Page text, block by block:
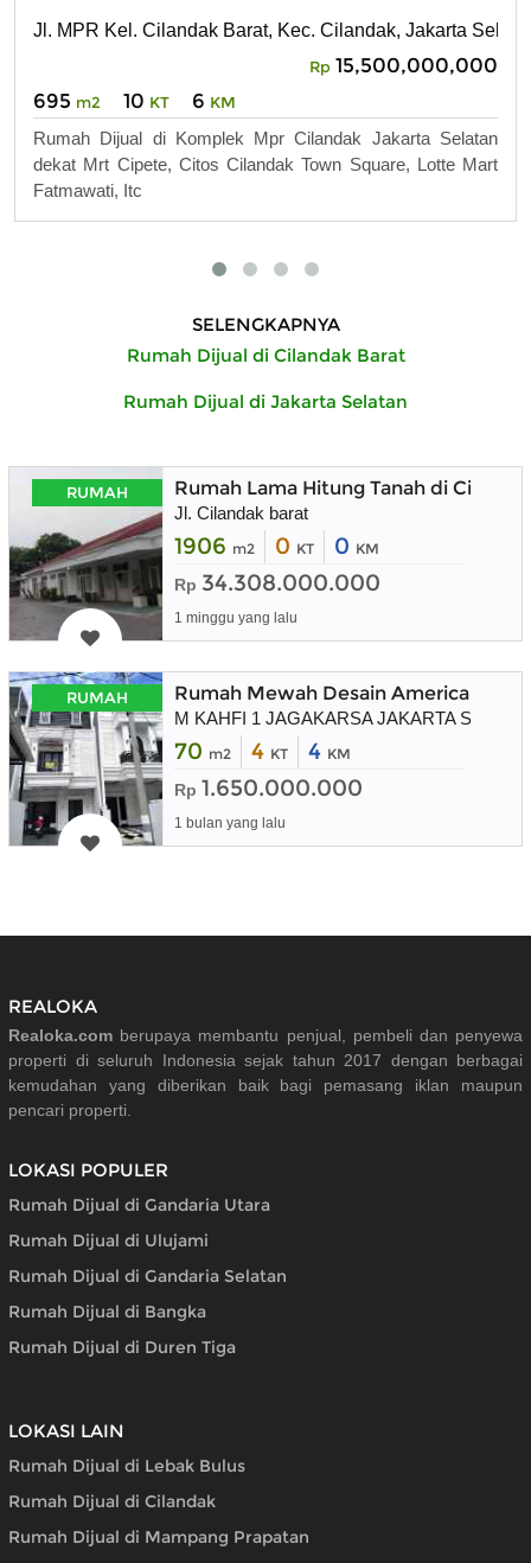
Jl. MPR Kel. Cilandak Barat, Kec. Cilandak, Jakarta
Rp 15,500,000,000
695 m2 10 KT 6 KM
Rumah Dijual di Komplek Mpr Cilandak Jakarta Selatan
dekat Mrt Cipete, Citos Cilandak Town Square, Lotte Mart
Fatmawati, Itc
SELENGKAPNYA
Rumah Dijual di Cilandak Barat
Rumah Dijual di Jakarta Selatan
RUMAH Rumah Lama Hitung Tanah di
Jl. Cilandak barat
1906 m2 0 KT 0 KM
Rp 34.308.000.000
1 minggu yang lalu
RUMAH Rumah Mewah Desain American
M KAHFI 1 JAGAKARSA JAKARTA
70 m2 4 KT 4 KM
Rp 1.650.000.000
1 bulan yang lalu
REALOKA
Realoka.com berupaya membantu penjual, pembeli dan penyewa
properti di seluruh Indonesia sejak tahun 2017 dengan berbagai
kemudahan yang diberikan baik bagi pemasang iklan maupun
pencari properti.
LOKASI POPULER
Rumah Dijual di Gandaria Utara
Rumah Dijual di Ulujami
Rumah Dijual di Gandaria Selatan
Rumah Dijual di Bangka
Rumah Dijual di Duren Tiga
LOKASI LAIN
Rumah Dijual di Lebak Bulus
Rumah Dijual di Cilandak
Rumah Dijual di Mampang Prapatan